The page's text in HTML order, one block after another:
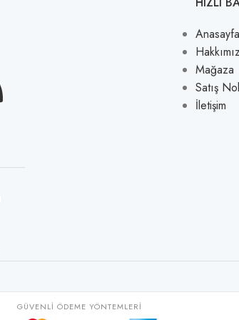
Anasayfa
Mağaza
Satış
İletişim
GÜVENLI ÖDEME YÖNTEMLERI